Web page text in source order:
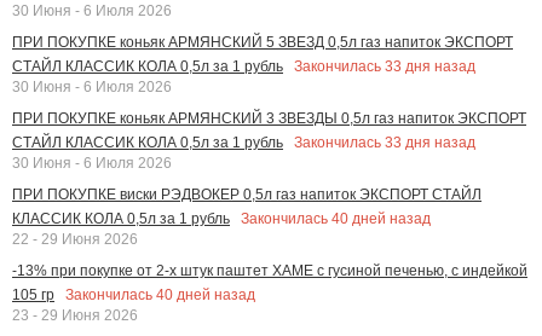
30 Июня - 6 Июля 2026
ПРИ ПОКУПКЕ коньяк АРМЯНСКИЙ 5 ЗВЕЗД 0,5л газ напиток ЭКСПОРТ
СТАЙЛ КЛАССИК КОЛА 0,5л за 1 рубль
Закончилась 33 дня назад
30 Июня - 6 Июля 2026
ПРИ ПОКУПКЕ коньяк АРМЯНСКИЙ 3 ЗВЕЗДЫ 0,5л газ напиток ЭКСПОРТ
СТАЙЛ КЛАССИК КОЛА 0,5л за 1 рубль
Закончилась 33 дня назад
30 Июня - 6 Июля 2026
ПРИ ПОКУПКЕ виски РЭДВОКЕР 0,5л газ напиток ЭКСПОРТ СТАЙЛ
КЛАССИК КОЛА 0,5л за 1 рубль
Закончилась 40 дней назад
22 - 29 Июня 2026
-13% при покупке от 2-х штук паштет ХАМЕ с гусиной печенью, с индейкой
105 гр
Закончилась 40 дней назад
23 - 29 Июня 2026